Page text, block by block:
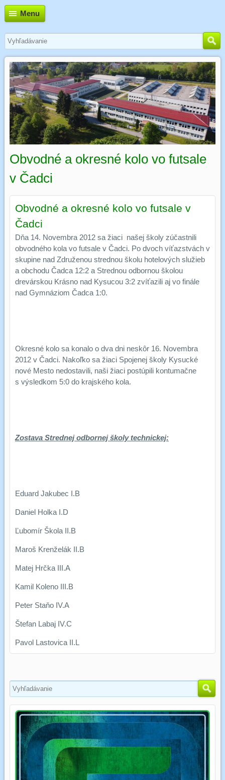
Menu
Obvodné a okresné kolo vo futsale
v Čadci
Obvodné a okresné kolo vo futsale v
Čadci
Dňa 14. Novembra 2012 sa žiaci našej školy zúčastnili
obvodného kola vo futsale v Čadci. Po dvoch víťazstvách v
skupine nad Združenou strednou školu hotelových služieb
a obchodu Čadca 12:2 a Strednou odbornou školou
drevárskou Krásno nad Kysucou 3:2 zvíťazili aj vo finále
nad Gymnáziom Čadca 1:0.
Okresné kolo sa konalo o dva dni neskôr 16. Novembra
2012 v Čadci. Nakoľko sa žiaci Spojenej školy Kysucké
nové Mesto nedostavili, naši žiaci postúpili kontumačne
s výsledkom 5:0 do krajského kola.
Zostava Strednej odbornej školy technickej:
Eduard Jakubec I.B
Daniel Holka I.D
Ľubomír Škola II.B
Maroš Krenželák II.B
Matej Hrčka III.A
Kamil Koleno III.B
Peter Staňo IV.A
Štefan Labaj IV.C
Pavol Lastovica II.L